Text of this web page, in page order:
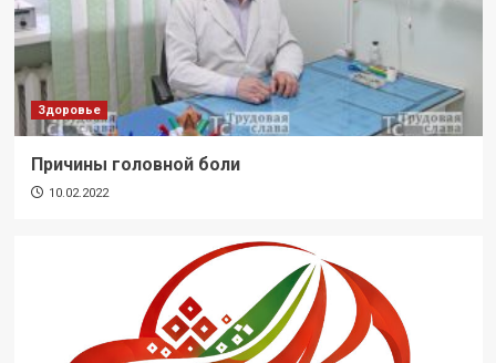
Здоровье
Причины головной боли
10.02.2022